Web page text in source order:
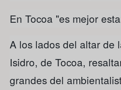
En Tocoa "es mejor
A los lados del altar de
Isidro, de Tocoa,
grandes del